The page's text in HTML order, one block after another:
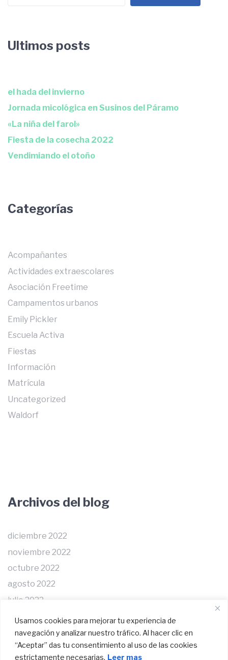
Usamos cookies para mejorar tu experiencia de
navegación y analizar nuestro tráfico. Al hacer clic en
“Aceptar” das tu consentimiento al uso de las cookies
estrictamente necesarias. Leer mas
Ultimos posts
el hada del invierno
Jornada micológica en Susinos del Páramo
«La niña del farol»
Fiesta de la cosecha 2022
Vendimiando el otoño
Categorías
Acompañantes
Actividades extraescolares
Asociación Freetime
Campamentos urbanos
Emily Pickler
Escuela Activa
Fiestas
Información
Matrícula
Uncategorized
Waldorf
Archivos del blog
diciembre 2022
noviembre 2022
octubre 2022
agosto 2022
julio 2022
junio 2022
mayo 2022